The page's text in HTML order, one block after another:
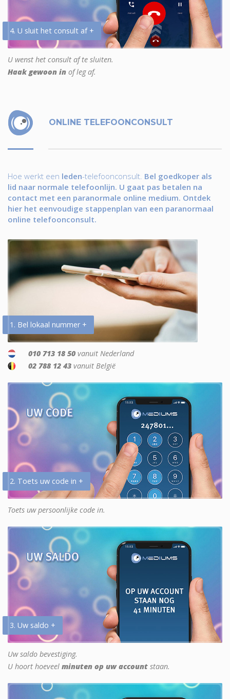
4. U sluit het consult af +
U wenst het consult af te sluiten.
Haak gewoon in of leg af.
ONLINE TELEFOONCONSULT
Hoe werkt een leden-telefoonconsult. Bel goedkoper als
lid naar normale telefoonlijn. U gaat pas betalen na
contact met een paranormale online medium. Ontdek
hier het eenvoudige stappenplan van een paranormaal
online telefoonconsult.
1. Bel lokaal nummer +
010 713 18 50 vanuit Nederland
02 788 12 43 vanuit België
2. Toets uw code in +
Toets uw persoonlijke code in.
3. Uw saldo +
Uw saldo bevestiging.
U hoort hoeveel minuten op uw account staan.